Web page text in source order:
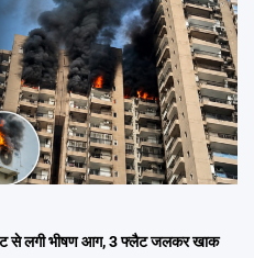
से लगी भीषण आग, 3 फ्लैट जलकर खाक